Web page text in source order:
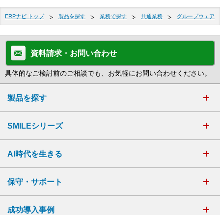
ERPナビ トップ 製品を探す 業務で探す 共通業務 グループウェア
資料請求・お問い合わせ
具体的なご検討前のご相談でも、お気軽にお問い合わせください。
製品を探す
SMILEシリーズ
AI時代を生きる
保守・サポート
成功導入事例